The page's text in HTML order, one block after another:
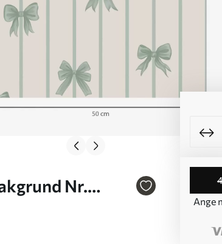
Nr.
Ange